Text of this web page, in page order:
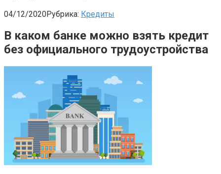
04/12/2020Рубрика: Кредиты
В каком банке можно взять кредит
без официального трудоустройства